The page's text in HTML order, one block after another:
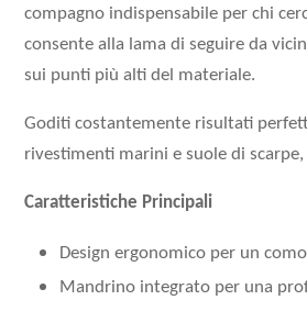
compagno indispensabile per chi
consente alla lama di seguire da
sui punti più alti del materiale.
Goditi costantemente risultati
rivestimenti marini e suole di
Caratteristiche Principali
Design ergonomico per un
Mandrino integrato per una